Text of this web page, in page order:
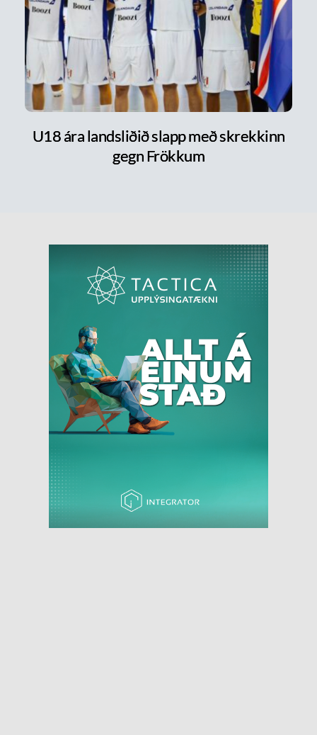
U18 ára landsliðið slapp með skrekkinn
gegn Frökkum